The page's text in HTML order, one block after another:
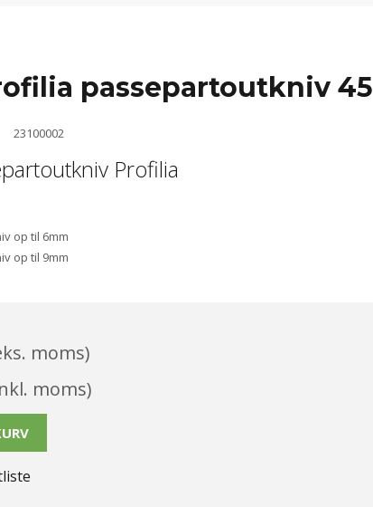
passepartoutkniv 45
23100002
Profilia
op til 6mm
op til 9mm
moms)
moms)